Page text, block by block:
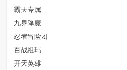
霸天专属
九界降魔
忍者冒险团
百战祖玛
开天英雄